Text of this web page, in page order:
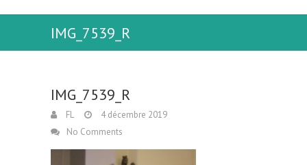
IMG_7539_R
IMG_7539_R
FL
4 décembre 2019
No Comments